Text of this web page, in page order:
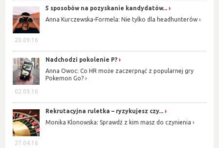
20.09.16
5 sposobów na pozyskanie kandydatów...
Anna Kurczewska-Formela: Nie tylko dla headhunterów
02.09.16
Nadchodzi pokolenie P?
Anna Owoc: Co HR może zaczerpnąć z popularnej gry
Pokemon Go?
27.04.16
Rekrutacyjna ruletka – ryzykujesz czy...
Monika Klonowska: Sprawdź z kim masz do czynienia